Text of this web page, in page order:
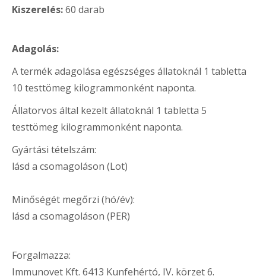
Kiszerelés:60 darab
Adagolás:
A termék adagolása egészséges állatoknál 1 tabletta
10 testtömeg kilogrammonként naponta.
Állatorvos által kezelt állatoknál 1 tabletta 5
testtömeg kilogrammonként naponta.
Gyártási tételszám:
lásd a csomagoláson (Lot)
Minőségét megőrzi (hó/év):
lásd a csomagoláson (PER)
Forgalmazza:
Immunovet Kft. 6413 Kunfehértó, IV. körzet 6.